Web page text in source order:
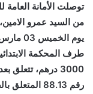
توصلت الأمانة العامة
من السيد عمرو
يوم
طرف المحكمة
3000 درهم، تتعلق بعدم ملاءمة وضعية جريدته مع مقتضيات القانون
رقم 88.13 المتعلق بالصحافة والنشر